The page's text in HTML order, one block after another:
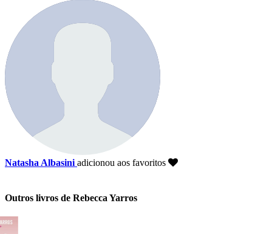
Natasha Albasini adicionou aos favoritos
Outros livros de Rebecca Yarros